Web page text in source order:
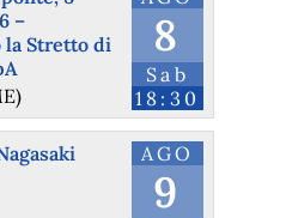
8
Sab
18:30
–
Stretto di
AGO
9